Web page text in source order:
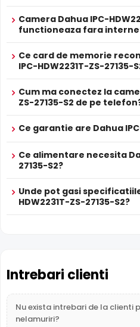
True WDR
FunctiaTRUE WDRoferita de
compenseaza atat imaginea
imaginea de fundal, in zone
Alimentare PoE
Dahua IPC-HDW2231T-ZS-
Power over Ethernet (PoE),
alimentare prin acelasi cablu
Camera Dahua IPC-
functioneaza fara
Ce card de memorie
IPC-HDW2231T-ZS-27135-
Cum ma conectez la
ZS-27135-S2 de pe
Ce garantie are Dahua
Ce alimentare necesita
27135-S2?
Unde pot gasi
HDW2231T-ZS-27135-S2?
Intrebari clienti
Nu exista intrebari de la clienti
nelamuriri?